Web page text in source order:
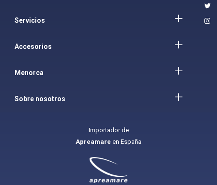
Servicios
Accesorios
Menorca
Sobre nosotros
Importador de
Apreamare en España